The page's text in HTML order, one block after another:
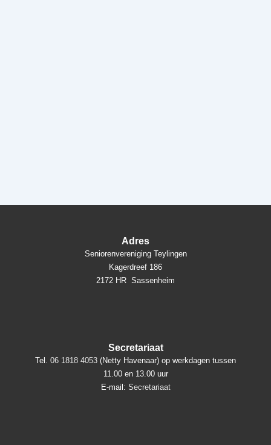
Adres
Seniorenvereniging Teylingen
Kagerdreef 186
2172 HR Sassenheim
Secretariaat
Tel. 06 1818 4053 (Netty Havenaar) op werkdagen tussen
11.00 en 13.00 uur
E-mail: Secretariaat